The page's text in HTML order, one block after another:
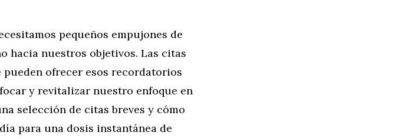
pequeños empujones de
hacia nuestros objetivos. Las citas
ofrecer esos recordatorios
y revitalizar nuestro enfoque en
selección de citas breves y cómo
para una dosis instantánea de